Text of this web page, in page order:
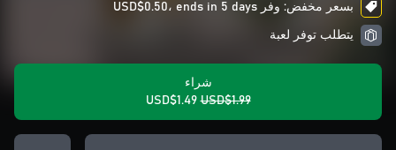
بسعر مخفض: وفر USD$0.50، ends in 5 days
يتطلب توفر لعبة
شراء
USD$1.99
USD$1.49